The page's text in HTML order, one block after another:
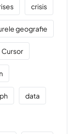
crisis
geografie
Cursor
data